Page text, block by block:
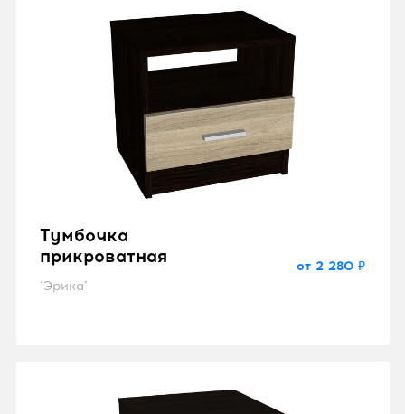
Тумбочка
прикроватная
"Эрика"
от 2 280 ₽